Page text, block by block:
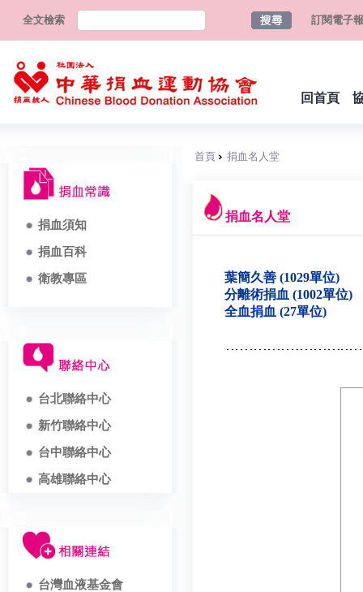
全文檢索 訂閱電子報
回首頁
捐血須知
捐血百科
衛教專區
台北聯絡中心
新竹聯絡中心
台中聯絡中心
高雄聯絡中心
台灣血液基金會
首頁 捐血名人堂
捐血名人堂
葉簡久善 (1029單位)
分離術捐血 (1002單位)
全血捐血 (27單位)